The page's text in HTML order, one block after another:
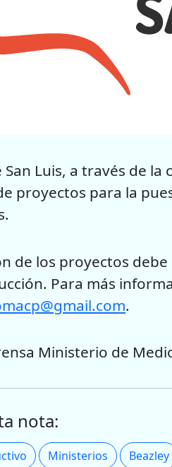
San Luis, a través de
proyectos para la
de los proyectos
Para más
.
Ministerio de
nota:
Ministerios Beazley